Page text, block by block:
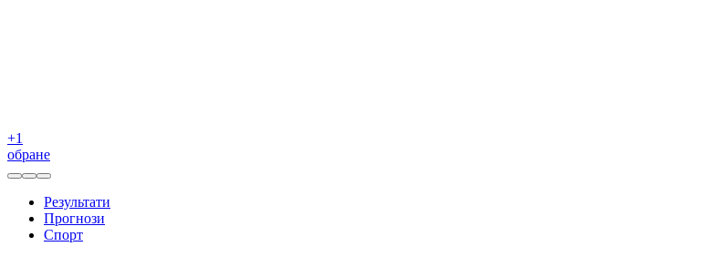
+1
обране
Результати
Прогнози
Спорт